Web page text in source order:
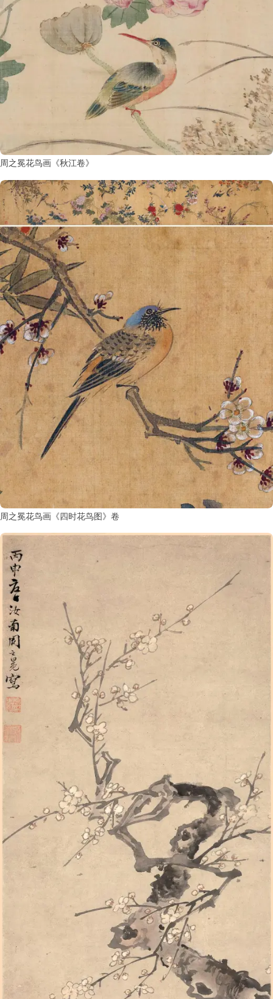
周之冕花鸟画《秋江卷》
周之冕花鸟画《四时花鸟图》卷